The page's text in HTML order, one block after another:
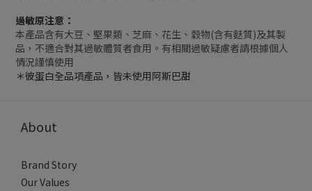
過敏原注意：
本產品含有大豆、堅果類、芝麻、花生、穀物(含有麩質)及其製
品，不適合對其過敏體質者食用。有相關過敏疑慮者請根據個人
情況謹慎使用
＊彼蛋白全品項產品，皆未使用阿斯巴甜
About
Brand Story
Our Values